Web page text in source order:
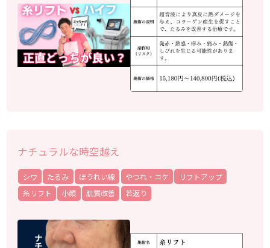
ナチュラルな時空越え
シワ たるみ ほうれい線 やつれ・コケ
リフトアップ
糸リフト
小顔 肌質改善 若返り